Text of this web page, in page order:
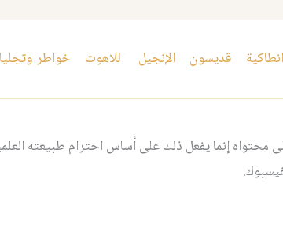
قديسون الإنجيل اللاهوت خواطر
إنما يفعل ذلك على أساس احترام طبيعته